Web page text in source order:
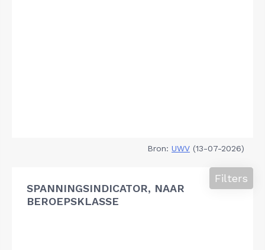
Bron: UWV (13-07-2026)
SPANNINGSINDICATOR, NAAR
BEROEPSKLASSE
Filters